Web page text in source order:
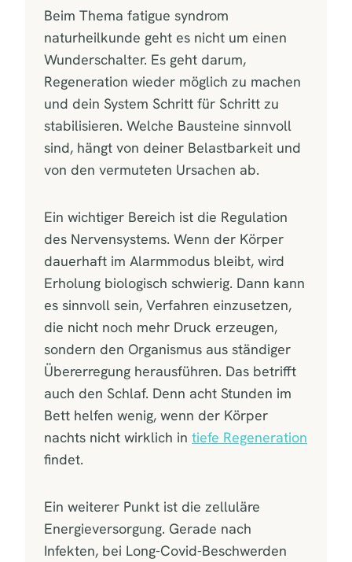
Beim Thema fatigue syndrom
naturheilkunde geht es nicht um einen
Wunderschalter. Es geht darum,
Regeneration wieder möglich zu machen
und dein System Schritt für Schritt zu
stabilisieren. Welche Bausteine sinnvoll
sind, hängt von deiner Belastbarkeit und
von den vermuteten Ursachen ab.
Ein wichtiger Bereich ist die Regulation
des Nervensystems. Wenn der Körper
dauerhaft im Alarmmodus bleibt, wird
Erholung biologisch schwierig. Dann kann
es sinnvoll sein, Verfahren einzusetzen,
die nicht noch mehr Druck erzeugen,
sondern den Organismus aus ständiger
Übererregung herausführen. Das betrifft
auch den Schlaf. Denn acht Stunden im
Bett helfen wenig, wenn der Körper
nachts nicht wirklich in tiefe Regeneration
findet.
Ein weiterer Punkt ist die zelluläre
Energieversorgung. Gerade nach
Infekten, bei Long-Covid-Beschwerden